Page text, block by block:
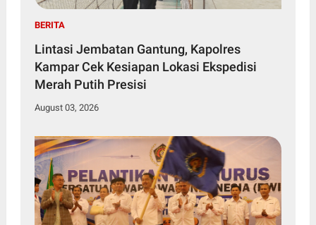
BERITA
Lintasi Jembatan Gantung, Kapolres
Kampar Cek Kesiapan Lokasi Ekspedisi
Merah Putih Presisi
August 03, 2026